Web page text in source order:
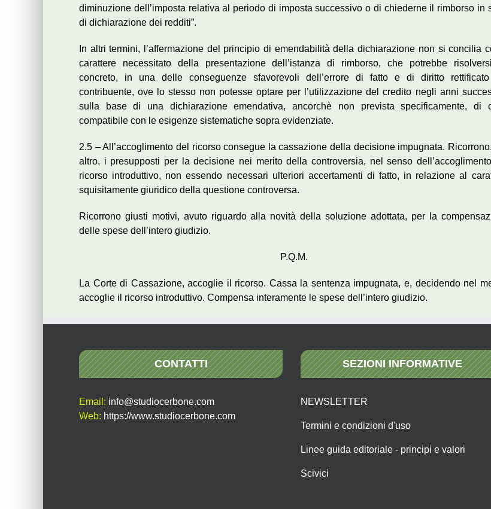
diminuzione dell’imposta relativa al periodo di imposta successivo o di chiederne il rimborso in
di dichiarazione dei redditi”.
In altri termini, l’affermazione del principio di emendabilità della dichiarazione non si concilia
carattere necessitato della presentazione dell’istanza di rimborso, che potrebbe
concreto, in una delle conseguenze sfavorevoli dell’errore di fatto e di diritto rettificato
contribuente, ove lo stesso non potesse optare per l’utilizzazione del credito negli anni
sulla base di una dichiarazione emendativa, ancorchè non prevista specificamente, di
compatibile con le esigenze sistematiche sopra evidenziate.
2.5 – All’accoglimento del ricorso consegue la cassazione della decisione impugnata.
altro, i presupposti per la decisione nei merito della controversia, nel senso
ricorso introduttivo, non essendo necessari ulteriori accertamenti di fatto, in relazione al
squisitamente giuridico della questione controversa.
Ricorrono giusti motivi, avuto riguardo alla novità della soluzione adottata, per la
delle spese dell’intero giudizio.
P.Q.M.
La Corte di Cassazione, accoglie il ricorso. Cassa la sentenza impugnata, e, decidendo nel
accoglie il ricorso introduttivo. Compensa interamente le spese dell’intero giudizio.
CONTATTI
Email: info@studiocerbone.com
Web: https://www.studiocerbone.com
SEZIONI INFORMATIVE
NEWSLETTER
Termini e condizioni d'uso
Linee guida editoriale - principi e valori
Scivici